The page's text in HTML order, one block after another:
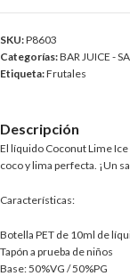
SKU:P8603
Categorías:BAR JUICE -
Etiqueta:Frutales
Descripción
El líquido Coconut Lime
coco y lima perfecta. ¡Un
Características:
Botella PET de 10ml de
Tapón a prueba de niños
Base: 50%VG / 50%PG